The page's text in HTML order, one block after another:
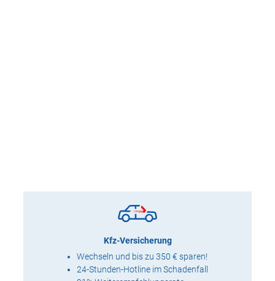
Kfz-Versicherung
Wechseln und bis zu 350 € sparen!
24-Stunden-Hotline im Schadenfall